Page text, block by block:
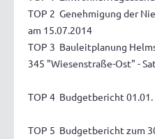
TOP 2 Genehmigung der
am 15.07.2014
TOP 3 Bauleitplanung
345 "Wiesenstraße-Ost" -
TOP 4 Budgetbericht 01.01.
TOP 5 Budgetbericht zum